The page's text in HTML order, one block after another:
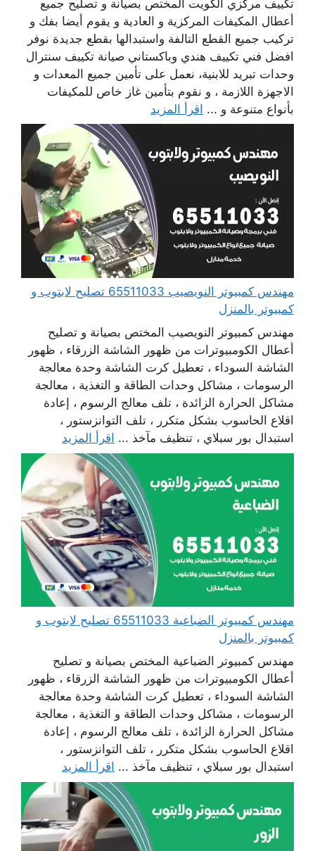
تكييف مركزي الكويت المختص بصيانة و تصليح جميع
أعطال المكيفات المركزية و العادية و يقوم أيضا بفك و
تركيب جميع القطع التالفة واستبدالها بقطع جديدة نوفر
افضل فني تكييف هندي وباكستاني صيانة تكييف سنترال
وحدات تبريد للابنية، نعمل على تأمين جميع المعدات و
الاجهزة اللازمة ، و نقوم بتأمين غاز خاص للمكيفات
بأنواع متنوعة و ... اقرأ المزيد
مهندس كمبيوتر النويصيب 65511033 تصليح لابتوب و
كمبيوتر بالمنزل
مهندس كمبيوتر النويصيب المختص بصيانة و تصليح
أعطال الكومبيوترات من ظهور الشاشة الزرقاء ، ظهور
الشاشة السوداء ، تعطيل كرت الشاشة وحدة معالجة
الرسومات ، مشاكل وحدات الطاقة و التغذية ، معالجة
مشاكل الحرارة الزائدة ، تلف معالج الرسوم ، إعادة
اقلاع الحاسوب بشكل متكرر ، تلف التوانزستور ،
استبدال بور سبلاي ، تنظيف مآخذ ... اقرأ المزيد
مهندس كمبيوتر الضباعية 65511033 تصليح لابتوب و
كمبيوتر بالمنزل
مهندس كمبيوتر الضباعية المختص بصيانة و تصليح
أعطال الكومبيوترات من ظهور الشاشة الزرقاء ، ظهور
الشاشة السوداء ، تعطيل كرت الشاشة وحدة معالجة
الرسومات ، مشاكل وحدات الطاقة و التغذية ، معالجة
مشاكل الحرارة الزائدة ، تلف معالج الرسوم ، إعادة
اقلاع الحاسوب بشكل متكرر ، تلف التوانزستور ،
استبدال بور سبلاي ، تنظيف مآخذ ... اقرأ المزيد